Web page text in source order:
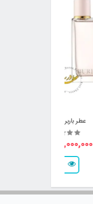
عطر باربری فور هر
3,000,000 تومان